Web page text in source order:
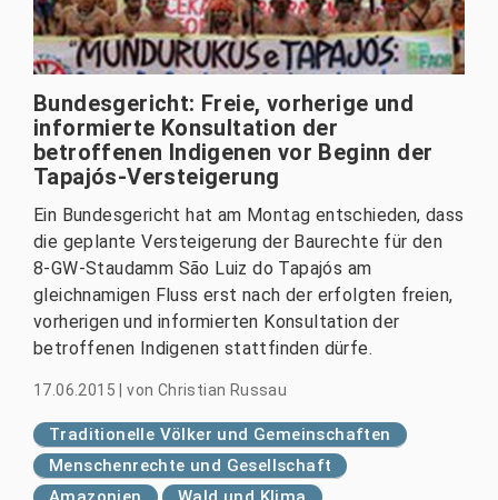
Bundesgericht: Freie, vorherige und
informierte Konsultation der
betroffenen Indigenen vor Beginn der
Tapajós-Versteigerung
Ein Bundesgericht hat am Montag entschieden, dass
die geplante Versteigerung der Baurechte für den
8-GW-Staudamm São Luiz do Tapajós am
gleichnamigen Fluss erst nach der erfolgten freien,
vorherigen und informierten Konsultation der
betroffenen Indigenen stattfinden dürfe.
17.06.2015 |von Christian Russau
Traditionelle Völker und Gemeinschaften
Menschenrechte und Gesellschaft